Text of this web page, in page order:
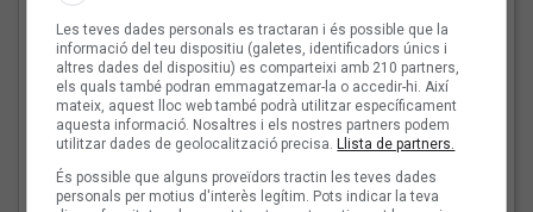
futbol català: Carles
Cases
«L’algoritme eren els
Les teves dades personals es tractaran i és possible que la
informació del teu dispositiu (galetes, identificadors únics i
altres dades del dispositiu) es comparteixi amb 210 partners,
els quals també podran emmagatzemar-la o accedir-hi. Així
mateix, aquest lloc web també podrà utilitzar específicament
aquesta informació. Nosaltres i els nostres partners podem
utilitzar dades de geolocalització precisa. Llista de partners.
És possible que alguns proveïdors tractin les teves dades
personals per motius d'interès legítim. Pots indicar la teva